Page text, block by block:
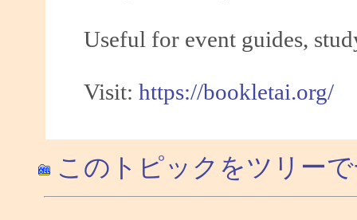
Useful for event guides,
Visit: https://bookletai.org/
このトピックをツリー